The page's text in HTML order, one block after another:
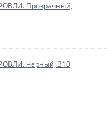
Прозрачный,
Черный, 310